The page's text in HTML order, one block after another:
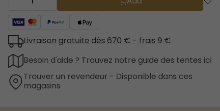
Livraison gratuite dès 670 € - frais 9 €
Besoin d'aide ? Trouvez notre guide des tentes ici
Trouver un revendeur - Disponible dans ces
magasins